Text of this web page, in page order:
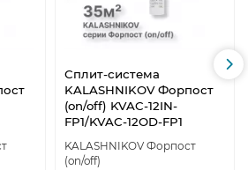
Сплит-система
KALASHNIKOV Форпост
(on/off) KVAC-12IN-
FP1/KVAC-12OD-FP1
KALASHNIKOV Форпост
(on/off)